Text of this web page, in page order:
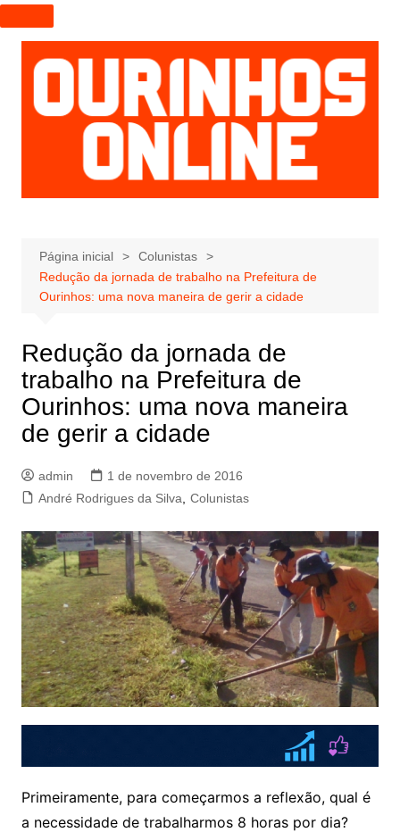
I
r
p
a
r
a
e
ú
d
Página inicial
Colunistas
Redução da jornada de trabalho na Prefeitura de
Ourinhos: uma nova maneira de gerir a cidade
Redução da jornada de
trabalho na Prefeitura de
Ourinhos: uma nova maneira
de gerir a cidade
admin
1 de novembro de 2016
André Rodrigues da Silva
Colunistas
Primeiramente, para começarmos a reflexão, qual é
a necessidade de trabalharmos 8 horas por dia?